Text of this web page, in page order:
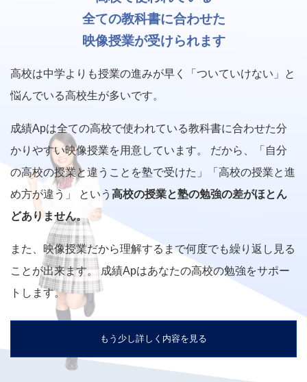
全ての教科書に合わせた
映像授業が受けられます
高校は中学よりも授業の進みが早く「ついていけない」と
悩んでいる高校生が多いです。
成績Apは全ての高校で使われている教科書に合わせた分
かりやすい映像授業を用意しています。 だから、「自分
の高校の授業と違うことを塾で受けた」「高校の授業と進
め方が違う」 という 高校の授業と塾の勉強の差がほとん
どありません。
また、映像授業だから理解するまで何度でも繰り返し見る
ことが出来ます。 成績Apはあなたの高校の勉強をサポー
トします。
もう少し詳しく内容を見る